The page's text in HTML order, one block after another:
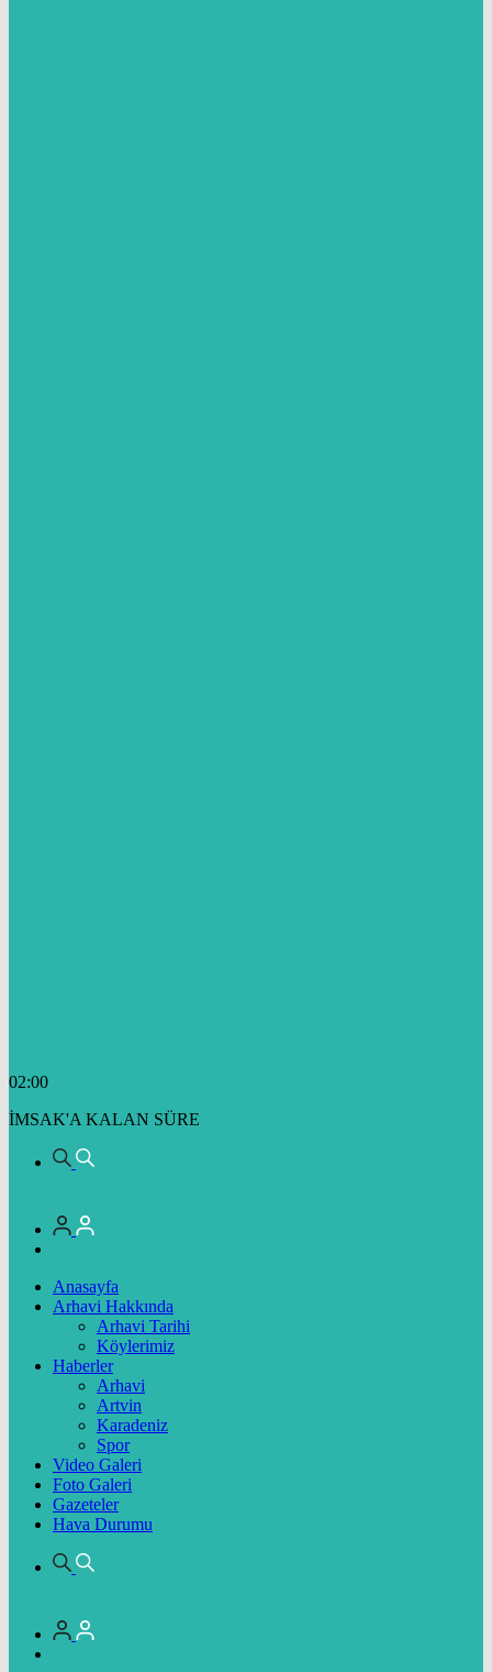
02:00
İMSAK'A KALAN SÜRE
Anasayfa
Arhavi Hakkında
Arhavi Tarihi
Köylerimiz
Haberler
Arhavi
Artvin
Karadeniz
Spor
Video Galeri
Foto Galeri
Gazeteler
Hava Durumu